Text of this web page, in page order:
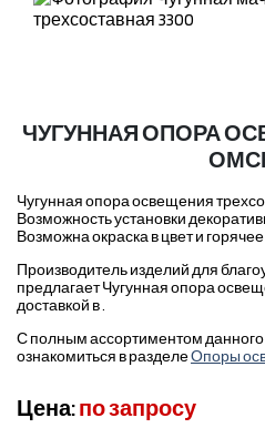
ЧУГУННАЯ ОПОРА
Чугунная опора освещения
Возможность установки
Возможна окраска в цвет и
Производитель изделий для
предлагает Чугунная опора
доставкой в .
С полным ассортиментом
ознакомиться в разделеОпоры
Цена:по запросу